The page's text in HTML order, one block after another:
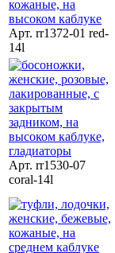
Арт. rr1372-01 red-
14l
Арт. rr1530-07
coral-14l